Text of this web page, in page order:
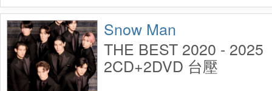
Snow Man
THE BEST 2020 - 2025
2CD+2DVD 台壓